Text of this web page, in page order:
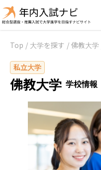
Top / 大学を探す / 佛教大学
私立大学
佛教大学 学校情報